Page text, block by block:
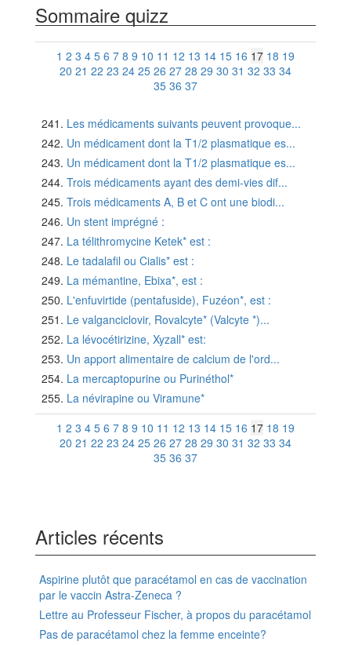
Sommaire quizz
1 2 3 4 5 6 7 8 9 10 11 12 13 14 15 16 17 18 19
20 21 22 23 24 25 26 27 28 29 30 31 32 33 34
35 36 37
Les médicaments suivants peuvent provoque...
Un médicament dont la T1/2 plasmatique es...
Un médicament dont la T1/2 plasmatique es...
Trois médicaments ayant des demi-vies dif...
Trois médicaments A, B et C ont une biodi...
Un stent imprégné :
La télithromycine Ketek* est :
Le tadalafil ou Cialis* est :
La mémantine, Ebixa*, est :
L'enfuvirtide (pentafuside), Fuzéon*, est :
Le valganciclovir, Rovalcyte* (Valcyte *)...
La lévocétirizine, Xyzall* est:
Un apport alimentaire de calcium de l'ord...
La mercaptopurine ou Purinéthol*
La névirapine ou Viramune*
1 2 3 4 5 6 7 8 9 10 11 12 13 14 15 16 17 18 19
20 21 22 23 24 25 26 27 28 29 30 31 32 33 34
35 36 37
Articles récents
Aspirine plutôt que paracétamol en cas de vaccination
par le vaccin Astra-Zeneca ?
Lettre au Professeur Fischer, à propos du paracétamol
Pas de paracétamol chez la femme enceinte?